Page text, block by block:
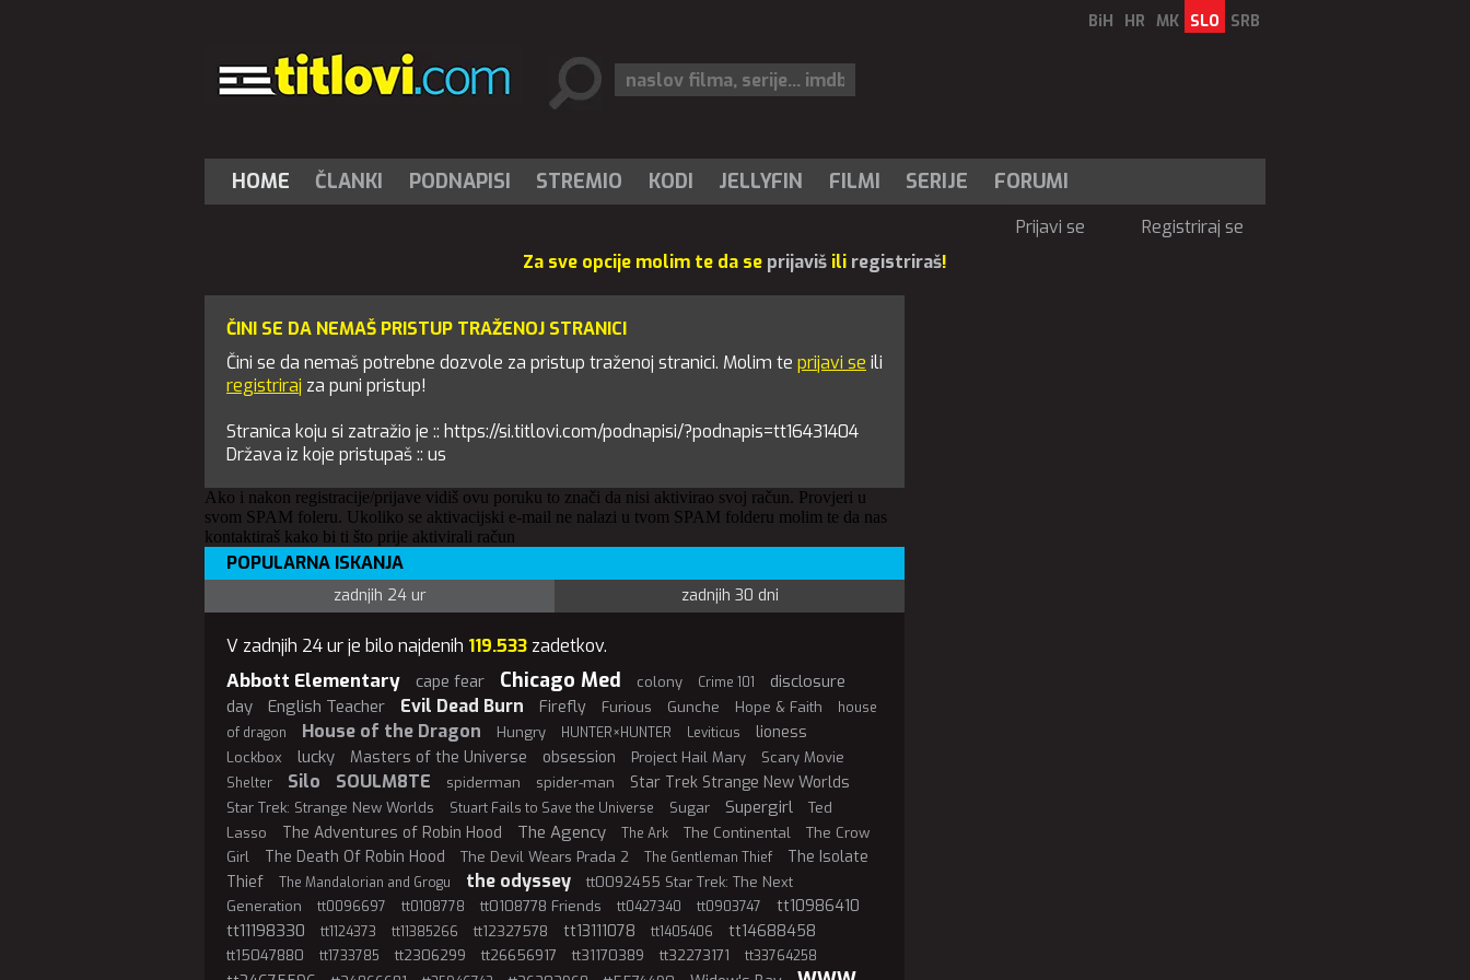
BiH HR MK SLO SRB
HOME ČLANKI PODNAPISI STREMIO KODI JELLYFIN FILMI SERIJE FORUMI
Prijavi se
Registriraj se
Za sve opcije molim te da se prijaviš ili registriraš!
ČINI SE DA NEMAŠ PRISTUP TRAŽENOJ STRANICI
Čini se da nemaš potrebne dozvole za pristup traženoj stranici. Molim te prijavi se ili
registriraj za puni pristup!
Stranica koju si zatražio je :: https://si.titlovi.com/podnapisi/?podnapis=tt16431404
Država iz koje pristupaš :: us
Ako i nakon registracije/prijave vidiš ovu poruku to znači da nisi aktivirao svoj račun. Provjeri u
svom SPAM foleru. Ukoliko se aktivacijski e-mail ne nalazi u tvom SPAM folderu molim te da nas
kontaktiraš kako bi ti što prije aktivirali račun
POPULARNA ISKANJA
zadnjih 24 ur zadnjih 30 dni
V zadnjih 24 ur je bilo najdenih 119.533 zadetkov.
Abbott Elementary cape fear Chicago Med colony Crime 101
disclosure
day
English Teacher Evil Dead Burn Firefly Furious Gunche Hope & Faith
house
of dragon
House of the Dragon Hungry HUNTER×HUNTER Leviticus lioness
Lockbox lucky Masters of the Universe obsession Project Hail Mary Scary Movie
Shelter Silo SOULM8TE spiderman spider-man Star Trek Strange New Worlds
Star Trek: Strange New Worlds Stuart Fails to Save the Universe Sugar Supergirl
Ted
Lasso
The Adventures of Robin Hood The Agency The Ark The Continental
The Crow
Girl
The Death Of Robin Hood The Devil Wears Prada 2 The Gentleman Thief
The Isolate
Thief
The Mandalorian and Grogu the odyssey
tt0092455 Star Trek: The Next
Generation
tt0096697 tt0108778 tt0108778 Friends tt0427340 tt0903747 tt10986410
tt11198330 tt1124373 tt11385266 tt12327578 tt13111078 tt1405406 tt14688458
tt15047880 tt1733785 tt2306299 tt26656917 tt31170389 tt32273171 tt33764258